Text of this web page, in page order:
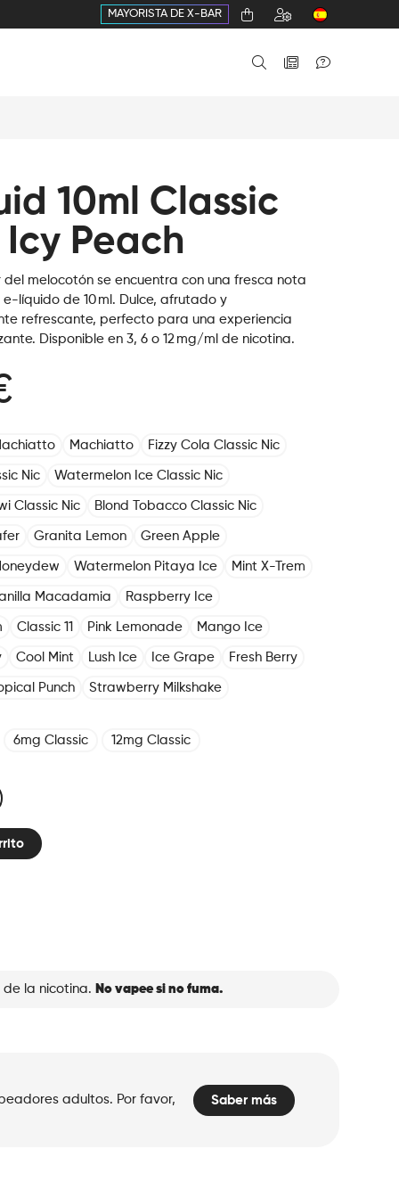
MAYORISTA DE X-BAR
10ml Classic
Peach
del melocotón se encuentra con una fresca nota
líquido de 10 ml. Dulce, afrutado y
refrescante, perfecto para una experiencia
Disponible en 3, 6 o 12 mg/ml de nicotina.
Machiatto Fizzy Cola Classic Nic
Nic Watermelon Ice Classic Nic
Classic Nic Blond Tobacco Classic Nic
Granita Lemon Green Apple
Watermelon Pitaya Ice Mint X-Trem
Macadamia Raspberry Ice
Classic 11 Pink Lemonade Mango Ice
Cool Mint Lush Ice Ice Grape Fresh Berry
Punch Strawberry Milkshake
6mg Classic 12mg Classic
la nicotina. No vapee si no fuma.
adultos. Por favor, Saber más